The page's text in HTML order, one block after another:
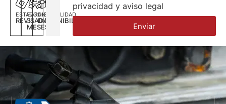
ESTADO
REVISADA
GARANTÍA
3
MESES
DISPONILIDAD
DISPONIBILIDAD
privacidad y aviso legal
Enviar